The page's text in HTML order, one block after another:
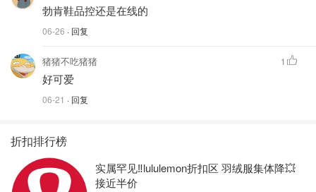
勃肯鞋品控还是在线的
06-26 · 回复
猪猪不吃猪猪
好可爱
06-21 · 回复
1
折扣排行榜
实属罕见‼️lululemon折扣区 羽绒服集体降💥
接近半价